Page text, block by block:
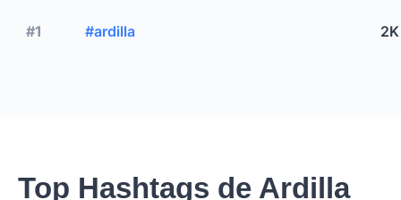
#1 #ardilla 2K
Top Hashtags de Ardilla